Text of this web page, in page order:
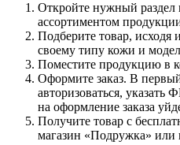
Откройте нужный раздел
ассортиментом
Подберите товар, исходя
своему типу кожи и
Поместите продукцию в
Оформите заказ. В
авторизоваться,
на оформление заказа
Получите товар с
магазин «Подружка»